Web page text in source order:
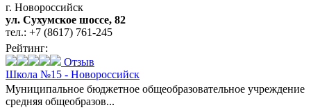
г. Новороссийск
ул. Сухумское шоссе, 82
тел.: +7 (8617) 761-245
Рейтинг:
Отзыв
Школа №15 - Новороссийск
Муниципальное бюджетное общеобразовательное учреждение
средняя общеобразов...